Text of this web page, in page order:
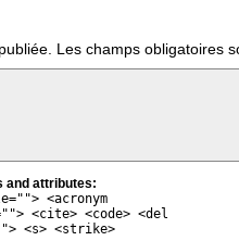
Les champs obligatoires
and attributes:
<acronym
<cite> <code> <del
<s> <strike>